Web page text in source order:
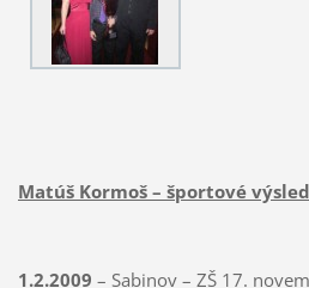
Matúš Kormoš – športové
1.2.2009 – Sabinov – ZŠ 17.